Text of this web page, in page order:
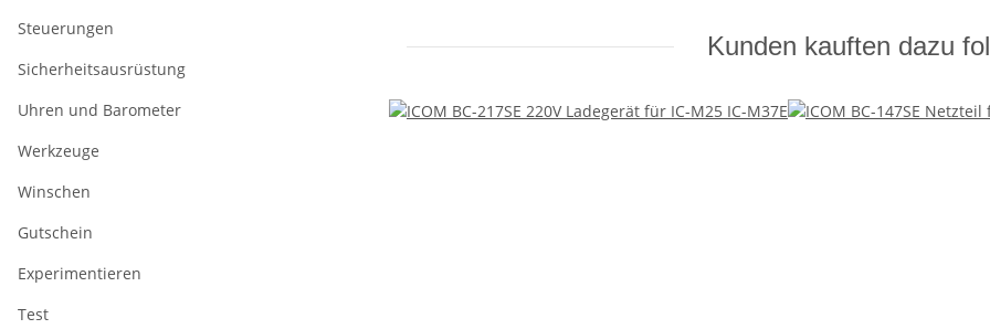
Kunden kauften dazu
Steuerungen
Sicherheitsausrüstung
Uhren und Barometer
Werkzeuge
Winschen
Gutschein
Experimentieren
Test